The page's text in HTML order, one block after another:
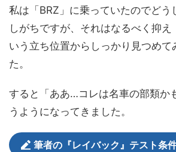
私は「BRZ」に乗っていたのでどう
しがちですが、それはなるべく抑え
いう立ち位置からしっかり見つめて
た。
すると「ああ…コレは名車の部類か
うようになってきました。
筆者の『レイバック』テスト条